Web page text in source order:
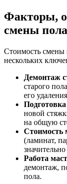
Факторы,
смены пола
Стоимость смены
нескольких
Демонтаж
старого
его
новой
на общую
Стоимость
(ламинат,
Работа
демонтаж,
пола.